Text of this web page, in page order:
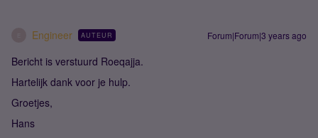
Engineer AUTEUR Forum|Forum|3 years ago
Bericht is verstuurd Roeqajja.
Hartelijk dank voor je hulp.
Groetjes,
Hans